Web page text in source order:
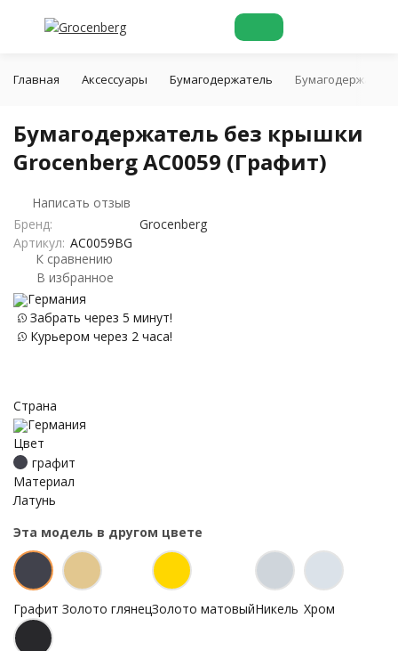
Главная Аксессуары Бумагодержатель
Бумагодержатель без крышки
Grocenberg AC0059 (Графит)
Написать отзыв
Бренд:
Grocenberg
Артикул: AC0059BG
К сравнению
В избранное
Германия
Забрать через 5 минут!
Курьером через 2 часа!
Страна
Германия
Цвет
графит
Материал
Латунь
Эта модель в другом цвете
Графит Золото глянецЗолото матовыйНикель Хром